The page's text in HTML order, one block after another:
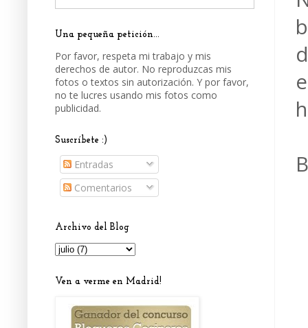
Una pequeña petición...
Por favor, respeta mi trabajo y mis
derechos de autor. No reproduzcas mis
fotos o textos sin autorización. Y por favor,
no te lucres usando mis fotos como
publicidad.
Suscríbete :)
Entradas
Comentarios
Archivo del Blog
Ven a verme en Madrid!